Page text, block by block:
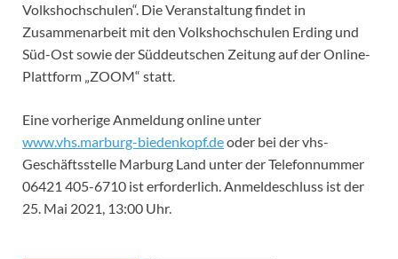
Volkshochschulen“. Die Veranstaltung findet in
Zusammenarbeit mit den Volkshochschulen Erding und
Süd-Ost sowie der Süddeutschen Zeitung auf der Online-
Plattform „ZOOM“ statt.
Eine vorherige Anmeldung online unter
www.vhs.marburg-biedenkopf.deoder bei der vhs-
Geschäftsstelle Marburg Land unter der Telefonnummer
06421 405-6710 ist erforderlich. Anmeldeschluss ist der
25. Mai 2021, 13:00 Uhr.